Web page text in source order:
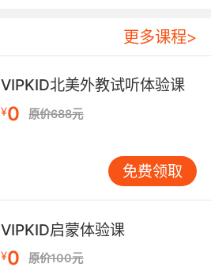
更多课程>
VIPKID北美外教试听体验课
¥0 原价688元
免费领取
VIPKID启蒙体验课
¥0 原价100元